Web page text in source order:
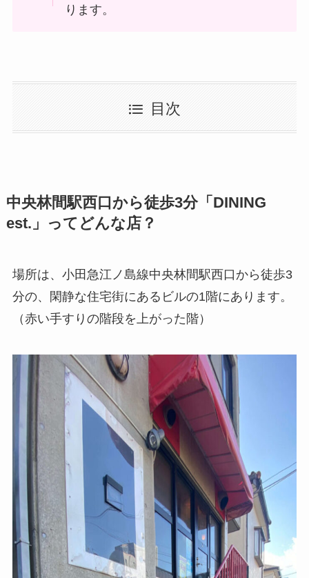
ります。
目次
中央林間駅西口から徒歩3分「DINING
est.」ってどんな店？
場所は、小田急江ノ島線中央林間駅西口から徒歩3
分の、閑静な住宅街にあるビルの1階にあります。
（赤い手すりの階段を上がった階）